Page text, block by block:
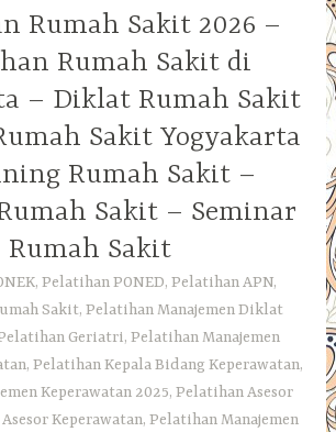
Rumah Sakit 2026 –
Rumah Sakit di
– Diklat Rumah Sakit
Sakit Yogyakarta
Rumah Sakit –
Sakit – Seminar
Rumah Sakit
Pelatihan PONED, Pelatihan APN,
Sakit, Pelatihan Manajemen Diklat
Geriatri, Pelatihan Manajemen
Pelatihan Kepala Bidang Keperawatan,
Keperawatan 2025, Pelatihan Asesor
Keperawatan, Pelatihan Manajemen